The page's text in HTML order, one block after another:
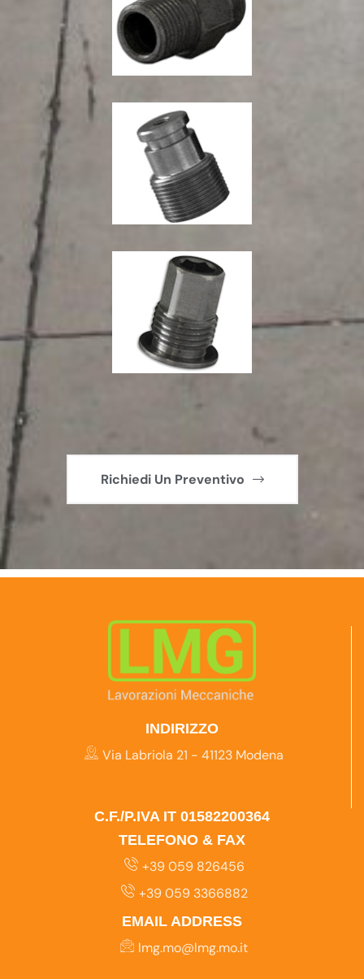
Richiedi Un Preventivo
INDIRIZZO
Via Labriola 21 - 41123 Modena
C.F./P.IVA IT 01582200364
TELEFONO & FAX
+39 059 826456
+39 059 3366882
EMAIL ADDRESS
lmg.mo@lmg.mo.it